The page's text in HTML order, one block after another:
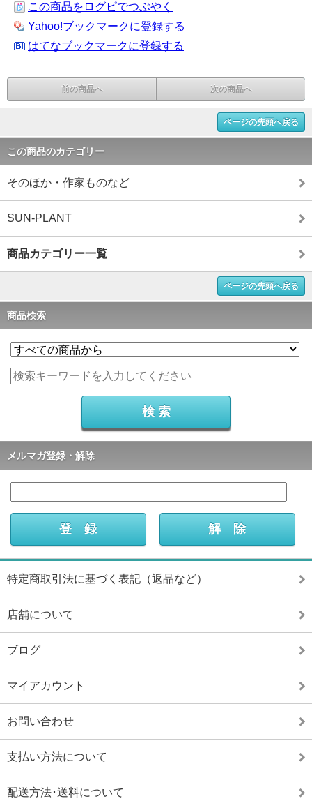
この商品をログピでつぶやく
Yahoo!ブックマークに登録する
はてなブックマークに登録する
前の商品へ 次の商品へ
ページの先頭へ戻る
この商品のカテゴリー
そのほか・作家ものなど
SUN-PLANT
商品カテゴリー一覧
ページの先頭へ戻る
商品検索
メルマガ登録・解除
特定商取引法に基づく表記（返品など）
店舗について
ブログ
マイアカウント
お問い合わせ
支払い方法について
配送方法･送料について